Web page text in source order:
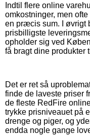
Indtil flere online
omkostninger, men
en præcis sum. I øvrigt
prisbilligste
opholder sig ved
få bragt dine produkter
Det er ret så
finde de laveste priser
de fleste RedFire
trykke prisniveauet på
drenge og piger, og
endda nogle gange